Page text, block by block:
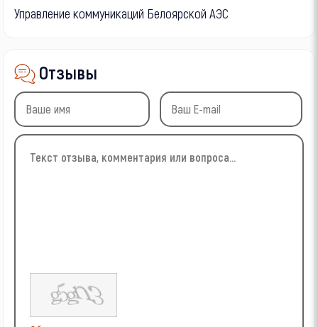
Управление коммуникаций Белоярской АЭС
Отзывы